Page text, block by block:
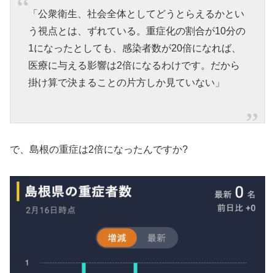
「公衆衛生、社会全体としてどうとらえるかとい
う視点とは、ずれている。重症化の割合が10分の
1になったとしても、感染者数が20倍になれば、
医療に与える影響は2倍になるわけです。だから
掛け算で決まることの片方しか見ていない」
で、島根の重症は2倍になったんですか?